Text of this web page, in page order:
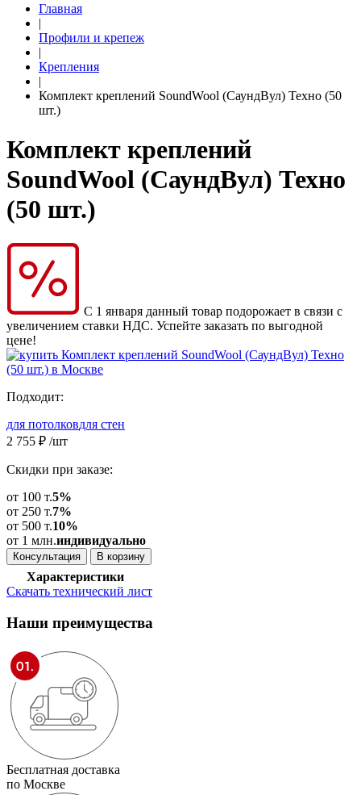
Главная
|
Профили и крепеж
|
Крепления
|
Комплект креплений SoundWool (СаундВул) Техно (50
шт.)
Комплект креплений
SoundWool (СаундВул) Техно
(50 шт.)
С 1 января данный товар подорожает в связи с
увеличением ставки НДС. Успейте заказать по выгодной
цене!
Подходит:
для потолковдля стен
2 755 ₽ /шт
Скидки при заказе:
от 100 т.5%
от 250 т.7%
от 500 т.10%
от 1 млн.индивидуально
Консультация В корзину
Характеристики
Скачать технический лист
Наши преимущества
Бесплатная доставка
по Москве